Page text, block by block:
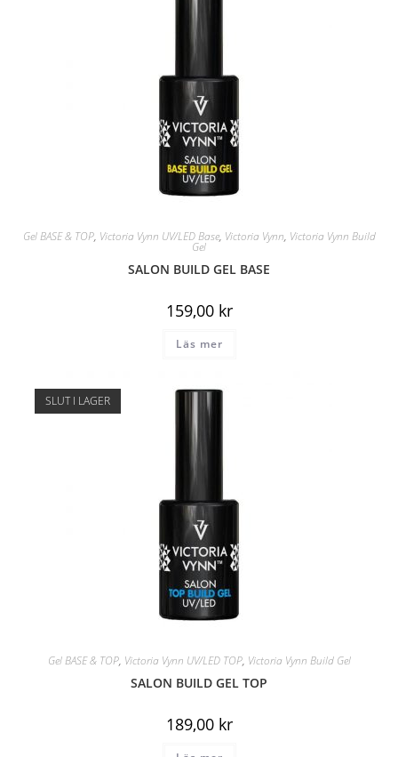
Gel BASE & TOP, Victoria Vynn UV/LED Base, Victoria Vynn, Victoria Vynn Build
Gel
SALON BUILD GEL BASE
159,00 kr
Läs mer
SLUT I LAGER
Gel BASE & TOP, Victoria Vynn UV/LED TOP, Victoria Vynn Build Gel
SALON BUILD GEL TOP
189,00 kr